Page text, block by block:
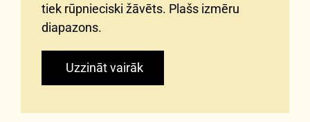
tiek rūpnieciski žāvēts. Plašs izmēru
diapazons.
Uzzināt vairāk